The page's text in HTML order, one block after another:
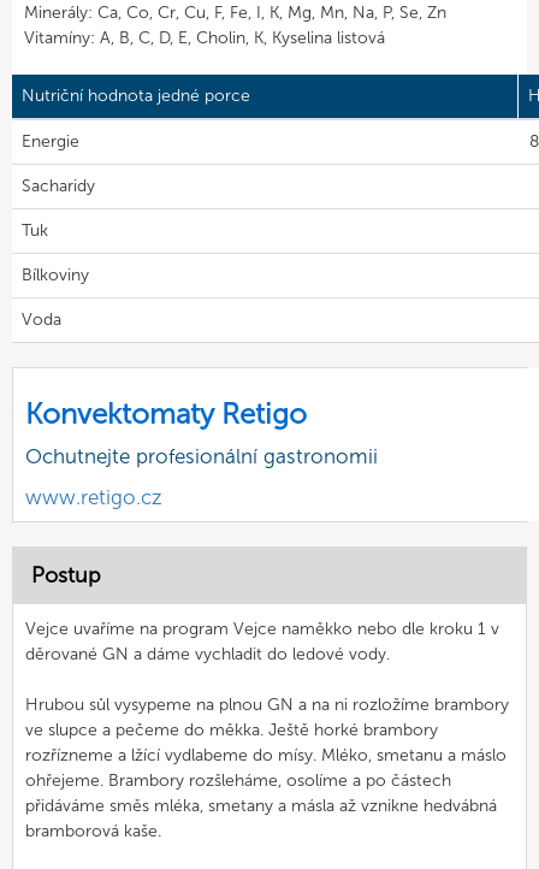
Minerály: Ca, Co, Cr, Cu, F, Fe, I, K, Mg, Mn, Na, P, Se, Zn
Vitamíny: A, B, C, D, E, Cholin, K, Kyselina listová
Nutriční hodnota jedné porce
Energie
Sacharidy
Tuk
Bílkoviny
Voda
Konvektomaty Retigo
Ochutnejte profesionální gastronomii
www.retigo.cz
Postup
Vejce uvaříme na program Vejce naměkko nebo dle kroku 1 v
děrované GN a dáme vychladit do ledové vody.
Hrubou sůl vysypeme na plnou GN a na ni rozložíme brambory
ve slupce a pečeme do měkka. Ještě horké brambory
rozřízneme a lžící vydlabeme do mísy. Mléko, smetanu a máslo
ohřejeme. Brambory rozšleháme, osolíme a po částech
přidáváme směs mléka, smetany a másla až vznikne hedvábná
bramborová kaše.